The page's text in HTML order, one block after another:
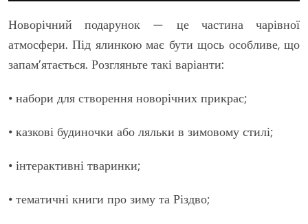
Новорічний подарунок — це частина чарівної
атмосфери. Під ялинкою має бути щось особливе, що
запам’ятається. Розгляньте такі варіанти:
• набори для створення новорічних прикрас;
• казкові будиночки або ляльки в зимовому стилі;
• інтерактивні тваринки;
• тематичні книги про зиму та Різдво;